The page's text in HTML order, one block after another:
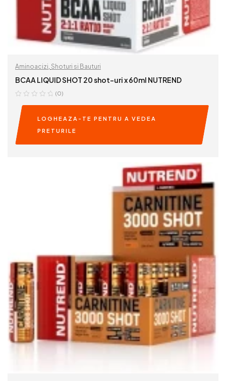
Aminoacizi Shoturi si Bauturi
BCAA LIQUID SHOT 20 shot-uri x 60ml NUTREND
(0)
LOGHEAZA-TE PENTRU A VEDEA
PRETURILE
READ MORE